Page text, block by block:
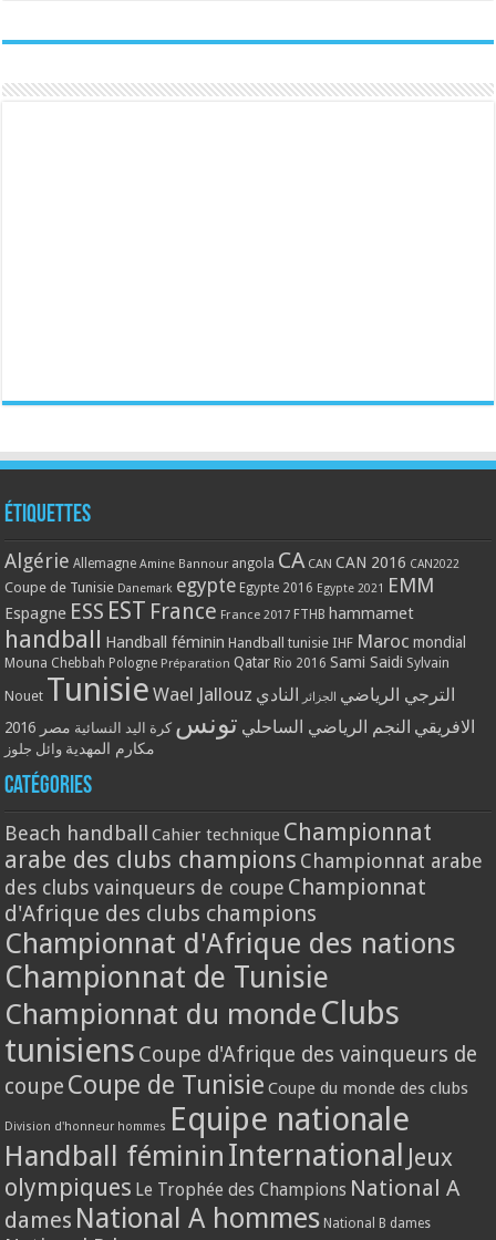
Étiquettes
Algérie Allemagne Amine Bannour angola CA CAN CAN 2016 CAN2022
Coupe de Tunisie Danemark egypte Egypte 2016 Egypte 2021 EMM
Espagne ESS EST France France 2017 FTHB hammamet
handball Handball féminin Handball tunisie IHF Maroc mondial
Mouna Chebbah Pologne Préparation Qatar Rio 2016 Sami Saidi Sylvain
Nouet Tunisie Wael Jallouz الترجي الرياضي الجزائر النادي
الافريقي النجم الرياضي الساحلي تونس كرة اليد النسائية مصر 2016
مكارم المهدية وائل جلوز
Catégories
Beach handball Cahier technique Championnat
arabe des clubs champions Championnat arabe
des clubs vainqueurs de coupe Championnat
d'Afrique des clubs champions
Championnat d'Afrique des nations
Championnat de Tunisie
Championnat du monde Clubs
tunisiens Coupe d'Afrique des vainqueurs de
coupe Coupe de Tunisie Coupe du monde des clubs
Division d'honneur hommes Equipe nationale
Handball féminin International Jeux
olympiques Le Trophée des Champions National A
dames National A hommes National B dames